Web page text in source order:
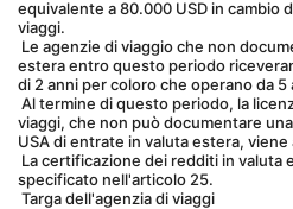
equivalente a 80.000 USD in cambio
viaggi.
estera entro questo periodo
di 2 anni per coloro che operano da 5
viaggi, che non può documentare
USA di entrate in valuta estera, viene
specificato nell'articolo 25.
Targa dell'agenzia di viaggi